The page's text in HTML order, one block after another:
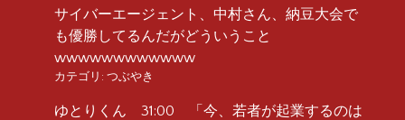
サイバーエージェント、中村さん、納豆大会で
も優勝してるんだがどういうこと
wwwwwwwwwwww
カテゴリ: つぶやき
ゆとりくん 31:00 「今、若者が起業するのは